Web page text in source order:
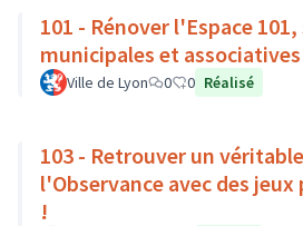
101 - Rénover l'Espace 101,
municipales et associatives
Ville de Lyon 0 0 Réalisé
103 - Retrouver un
l'Observance avec des
!